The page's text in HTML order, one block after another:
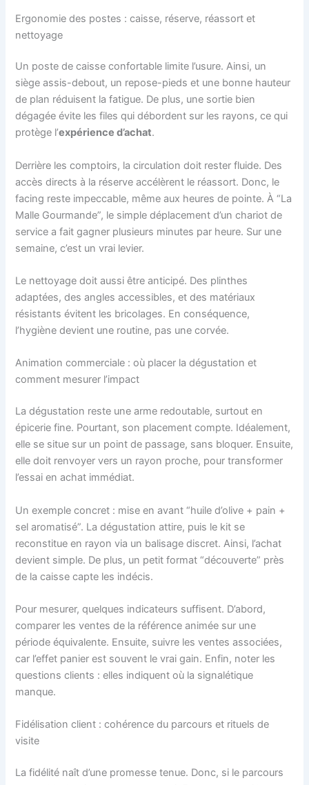
Ergonomie des postes : caisse, réserve, réassort et
nettoyage
Un poste de caisse confortable limite l’usure. Ainsi, un
siège assis-debout, un repose-pieds et une bonne hauteur
de plan réduisent la fatigue. De plus, une sortie bien
dégagée évite les files qui débordent sur les rayons, ce qui
protège l’expérience d’achat.
Derrière les comptoirs, la circulation doit rester fluide. Des
accès directs à la réserve accélèrent le réassort. Donc, le
facing reste impeccable, même aux heures de pointe. À “La
Malle Gourmande”, le simple déplacement d’un chariot de
service a fait gagner plusieurs minutes par heure. Sur une
semaine, c’est un vrai levier.
Le nettoyage doit aussi être anticipé. Des plinthes
adaptées, des angles accessibles, et des matériaux
résistants évitent les bricolages. En conséquence,
l’hygiène devient une routine, pas une corvée.
Animation commerciale : où placer la dégustation et
comment mesurer l’impact
La dégustation reste une arme redoutable, surtout en
épicerie fine. Pourtant, son placement compte. Idéalement,
elle se situe sur un point de passage, sans bloquer. Ensuite,
elle doit renvoyer vers un rayon proche, pour transformer
l’essai en achat immédiat.
Un exemple concret : mise en avant “huile d’olive + pain +
sel aromatisé”. La dégustation attire, puis le kit se
reconstitue en rayon via un balisage discret. Ainsi, l’achat
devient simple. De plus, un petit format “découverte” près
de la caisse capte les indécis.
Pour mesurer, quelques indicateurs suffisent. D’abord,
comparer les ventes de la référence animée sur une
période équivalente. Ensuite, suivre les ventes associées,
car l’effet panier est souvent le vrai gain. Enfin, noter les
questions clients : elles indiquent où la signalétique
manque.
Fidélisation client : cohérence du parcours et rituels de
visite
La fidélité naît d’une promesse tenue. Donc, si le parcours